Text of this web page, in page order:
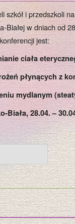
szkół i przedszkoli
Białej w dniach od
jest:
ciała
płynących z
mydlanym
Biała, 28.04. –